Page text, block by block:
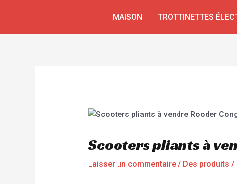
MAISON TROTTINETTES
Scooters pliants à
Laisser un commentaire / Des produits /